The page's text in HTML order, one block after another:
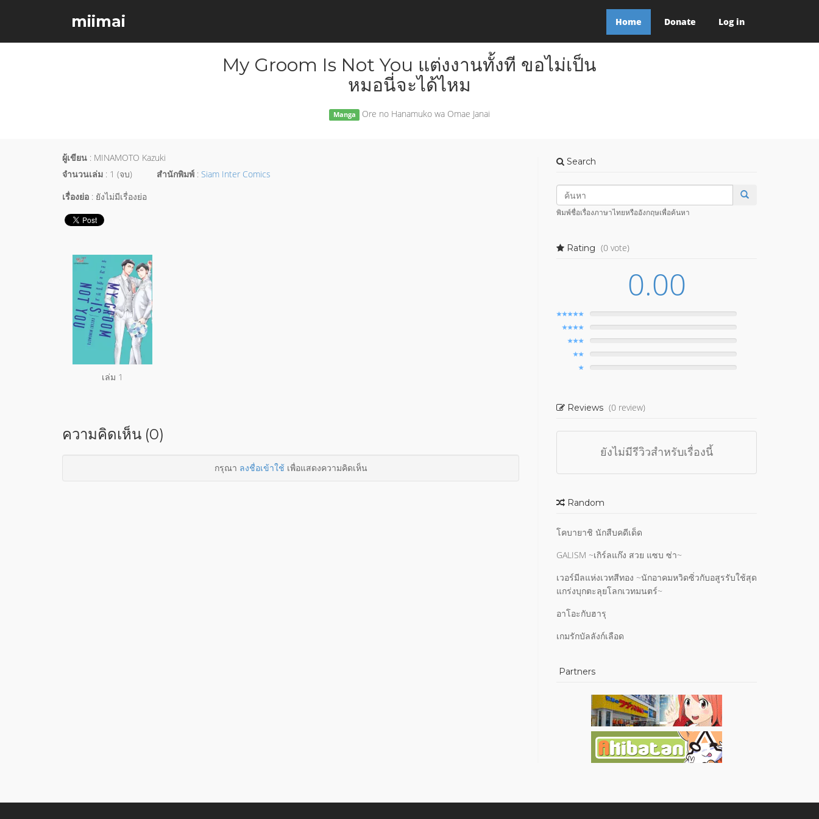
miimai Home Donate Log in
My Groom Is Not You แต่งงานทั้งที ขอไม่เป็น
หมอนี่จะได้ไหม
Manga Ore no Hanamuko wa Omae Janai
ผู้เขียน : MINAMOTO Kazuki
จำนวนเล่ม : 1 (จบ) สำนักพิมพ์ : Siam Inter Comics
เรื่องย่อ : ยังไม่มีเรื่องย่อ
เล่ม 1
ความคิดเห็น (0)
กรุณา ลงชื่อเข้าใช้เพื่อแสดงความคิดเห็น
Search
พิมพ์ชื่อเรื่องภาษาไทยหรืออังกฤษเพื่อค้นหา
Rating (0 vote)
0.00
Reviews (0 review)
ยังไม่มีรีวิวสำหรับเรื่องนี้
Random
โคบายาชิ นักสืบคดีเด็ด
GALISM ~เกิร์ลแก๊ง สวย แซบ ซ่า~
เวอร์มีลแห่งเวทสีทอง ~นักอาคมหวิดซิ่วกับอสูรรับใช้สุด
แกร่งบุกตะลุยโลกเวทมนตร์~
อาโอะกับฮารุ
เกมรักบัลลังก์เลือด
Partners